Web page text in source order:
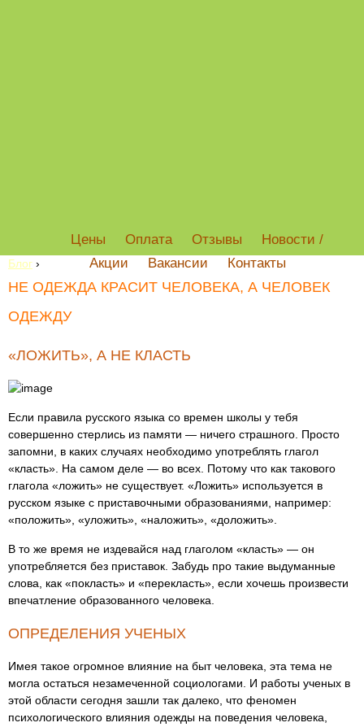
Цены Оплата Отзывы
Новости /
Акции
Вакансии Контакты
Блог ›
НЕ ОДЕЖДА КРАСИТ ЧЕЛОВЕКА, А ЧЕЛОВЕК
ОДЕЖДУ
«ЛОЖИТЬ», А НЕ КЛАСТЬ
Если правила русского языка со времен школы у тебя
совершенно стерлись из памяти — ничего страшного. Просто
запомни, в каких случаях необходимо употреблять глагол
«класть». На самом деле — во всех. Потому что как такового
глагола «ложить» не существует. «Ложить» используется в
русском языке с приставочными образованиями, например:
«положить», «уложить», «наложить», «доложить».
В то же время не издевайся над глаголом «класть» — он
употребляется без приставок. Забудь про такие выдуманные
слова, как «покласть» и «перекласть», если хочешь произвести
впечатление образованного человека.
ОПРЕДЕЛЕНИЯ УЧЕНЫХ
Имея такое огромное влияние на быт человека, эта тема не
могла остаться незамеченной социологами. И работы ученых в
этой области сегодня зашли так далеко, что феномен
психологического влияния одежды на поведения человека,